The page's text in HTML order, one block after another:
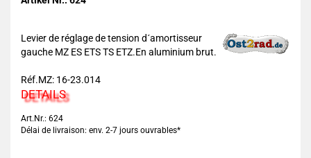
Levier de réglage de tension d´amortisseur
gauche MZ ES ETS TS ETZ.En aluminium brut.
Réf.MZ: 16-23.014
DETAILS
Art.Nr.: 624
Délai de livraison: env. 2-7 jours ouvrables*